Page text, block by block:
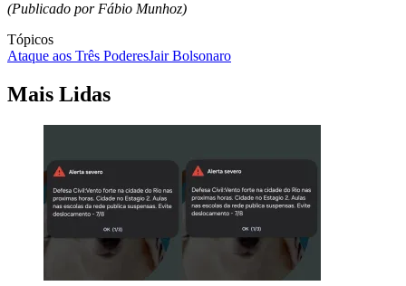
(Publicado por Fábio Munhoz)
Tópicos
Ataque aos Três PoderesJair Bolsonaro
Mais Lidas